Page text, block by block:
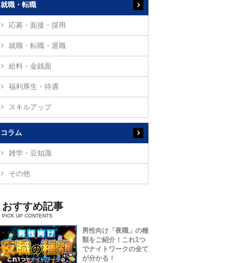
就職・転職
応募・面接・採用
就職・転職・退職
給料・金銭面
福利厚生・待遇
スキルアップ
コラム
雑学・豆知識
その他
おすすめ記事
男性向け「夜職」の種
類をご紹介！これ1つ
でナイトワークの全て
が分かる！